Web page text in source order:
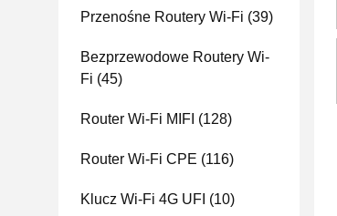
Przenośne Routery Wi-Fi (39)
Bezprzewodowe Routery Wi-
Fi (45)
Router Wi-Fi MIFI (128)
Router Wi-Fi CPE (116)
Klucz Wi-Fi 4G UFI (10)